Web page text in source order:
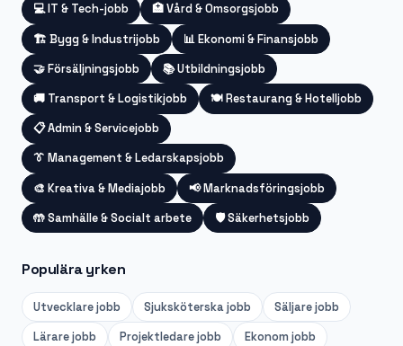
💻IT & Tech-jobb 🏥Vård & Omsorgsjobb
🏗️ Bygg & Industrijobb 📊Ekonomi & Finansjobb
🤝Försäljningsjobb 📚Utbildningsjobb
🚚 Transport & Logistikjobb 🍽️Restaurang & Hotelljobb
📋Admin & Servicejobb
👔 Management & Ledarskapsjobb
🎨 Kreativa & Mediajobb 📢Marknadsföringsjobb
🤲Samhälle & Socialt arbete 🛡️Säkerhetsjobb
Populära yrken
Utvecklarejobb Sjuksköterskajobb Säljarejobb
Lärarejobb Projektledarejobb Ekonom jobb